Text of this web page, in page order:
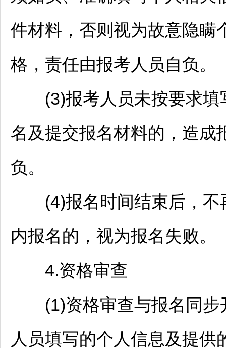
件材料，否则视为故意隐瞒
格，责任由报考人员自负。
(3)报考人员未按要求填
名及提交报名材料的，造成
负。
(4)报名时间结束后，不
内报名的，视为报名失败。
4.资格审查
(1)资格审查与报名同步
人员填写的个人信息及提